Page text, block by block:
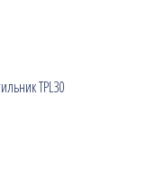
TPL30